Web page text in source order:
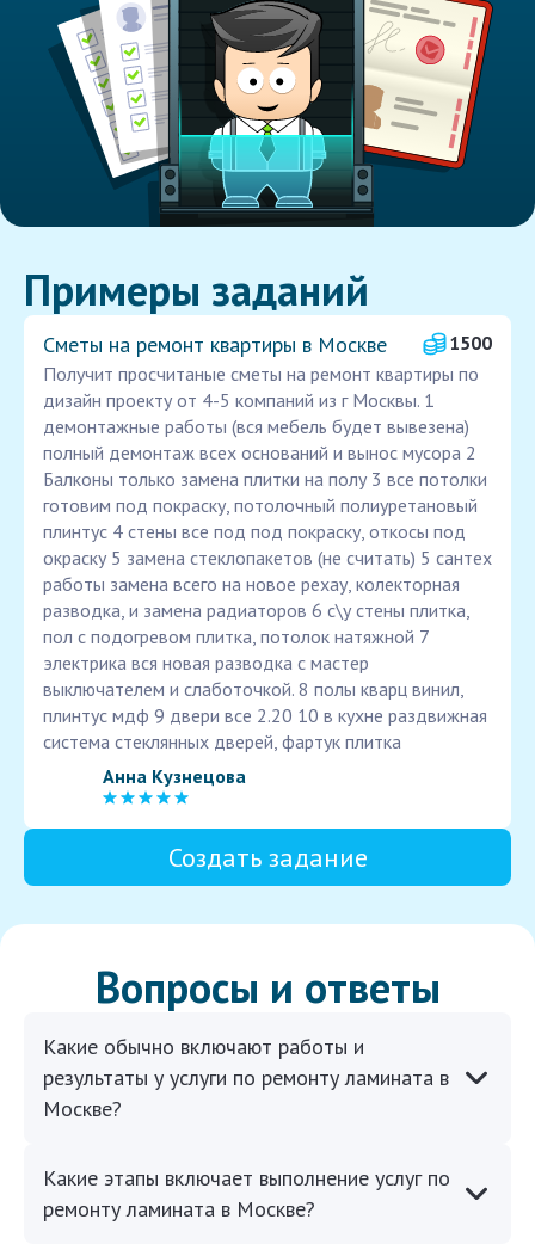
Примеры заданий
Сметы на ремонт квартиры в Москве
1500
Получит просчитаные сметы на ремонт квартиры по
дизайн проекту от 4-5 компаний из г Москвы. 1
демонтажные работы (вся мебель будет вывезена)
полный демонтаж всех оснований и вынос мусора 2
Балконы только замена плитки на полу 3 все потолки
готовим под покраску, потолочный полиуретановый
плинтус 4 стены все под под покраску, откосы под
окраску 5 замена стеклопакетов (не считать) 5 сантех
работы замена всего на новое рехау, колекторная
разводка, и замена радиаторов 6 с\у стены плитка,
пол с подогревом плитка, потолок натяжной 7
электрика вся новая разводка с мастер
выключателем и слаботочкой. 8 полы кварц винил,
плинтус мдф 9 двери все 2.20 10 в кухне раздвижная
система стеклянных дверей, фартук плитка
Анна Кузнецова
Создать задание
Вопросы и ответы
Какие обычно включают работы и
результаты у услуги по ремонту ламината в
Москве?
Какие этапы включает выполнение услуг по
ремонту ламината в Москве?